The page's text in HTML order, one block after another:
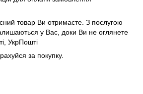
товар Ви отримаєте. З послугою
у Вас, доки Ви не оглянете
УкрПошті
за покупку.